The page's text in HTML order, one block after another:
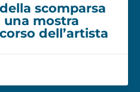
scomparsa
una mostra
dell’artista